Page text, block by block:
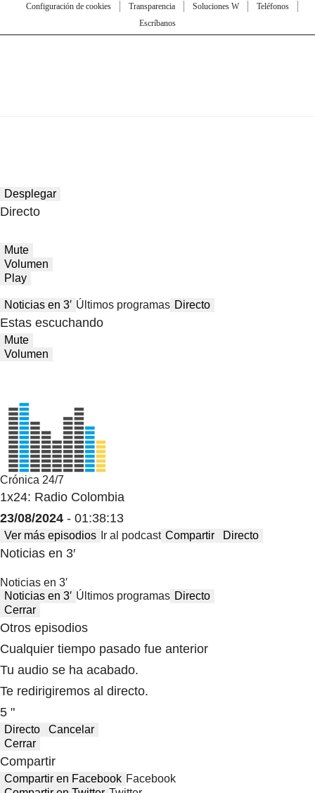
Configuración de cookies
Transparencia Soluciones W
Teléfonos
Escríbanos
Desplegar
Directo
Mute
Volumen
Play
Noticias en 3′ Últimos programas Directo
Estas escuchando
Mute
Volumen
Crónica 24/7
1x24: Radio Colombia
23/08/2024 - 01:38:13
Ver más episodios Ir al podcast Compartir Directo
Noticias en 3′
Noticias en 3′
Noticias en 3′ Últimos programas Directo
Cerrar
Otros episodios
Cualquier tiempo pasado fue anterior
Tu audio se ha acabado.
Te redirigiremos al directo.
5 "
Directo
Cancelar
Cerrar
Compartir
Compartir en Facebook Facebook